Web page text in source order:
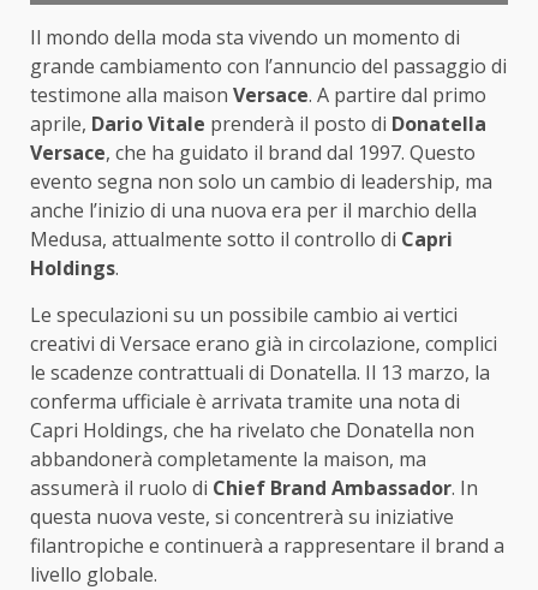
Il mondo della moda sta vivendo un momento di
grande cambiamento con l’annuncio del passaggio di
testimone alla maison Versace. A partire dal primo
aprile, Dario Vitale prenderà il posto di Donatella
Versace, che ha guidato il brand dal 1997. Questo
evento segna non solo un cambio di leadership, ma
anche l’inizio di una nuova era per il marchio della
Medusa, attualmente sotto il controllo di Capri
Holdings.
Le speculazioni su un possibile cambio ai vertici
creativi di Versace erano già in circolazione, complici
le scadenze contrattuali di Donatella. Il 13 marzo, la
conferma ufficiale è arrivata tramite una nota di
Capri Holdings, che ha rivelato che Donatella non
abbandonerà completamente la maison, ma
assumerà il ruolo di Chief Brand Ambassador. In
questa nuova veste, si concentrerà su iniziative
filantropiche e continuerà a rappresentare il brand a
livello globale.